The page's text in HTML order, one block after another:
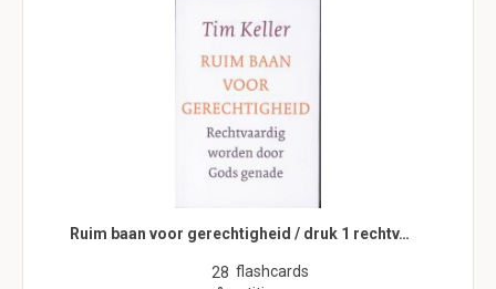
Ruim baan voor gerechtigheid / druk 1 rechtv…
28 flashcards